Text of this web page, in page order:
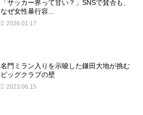
「サッカー界って甘い？」SNSで賛否も、
なぜ女性暴行容...
2026.01.17
名門ミラン入りを示唆した鎌田大地が挑む
ビッグクラブの壁
2023.06.15